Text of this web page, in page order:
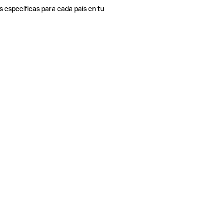
específicas para cada país en tu